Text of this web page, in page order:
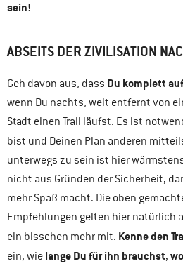
sein!
ABSEITS DER ZIVILISATION
Geh davon aus, dass Du komplett
wenn Du nachts, weit entfernt von
Stadt einen Trail läufst. Es ist
bist und Deinen Plan anderen
unterwegs zu sein ist hier
nicht aus Gründen der Sicherheit,
mehr Spaß macht. Die oben
Empfehlungen gelten hier natürlich
ein bisschen mehr mit. Kenne den
ein, wie lange Du für ihn brauchst,